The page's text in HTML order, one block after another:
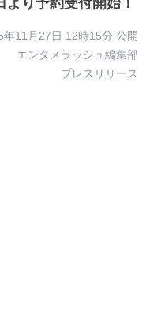
より予約受付開始！
年11月27日 12時15分 公開
エンタメラッシュ編集部
プレスリリース